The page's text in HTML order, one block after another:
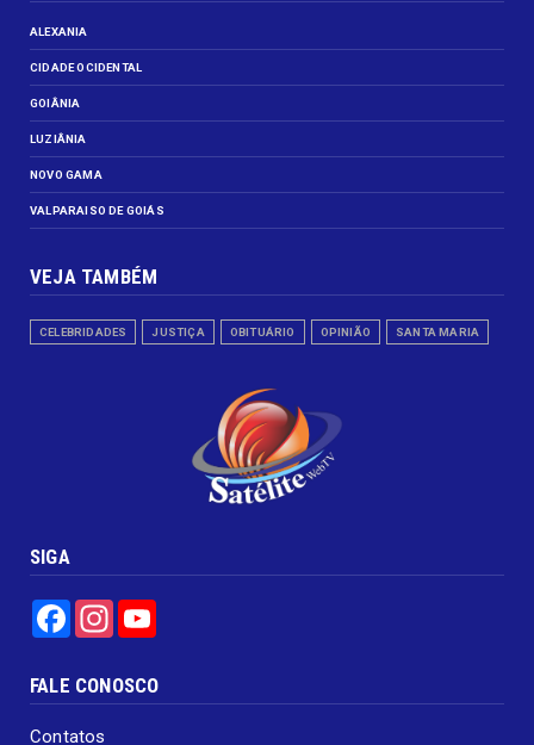
ALEXANIA
CIDADE OCIDENTAL
GOIÂNIA
LUZIÂNIA
NOVO GAMA
VALPARAISO DE GOIÁS
VEJA TAMBÉM
CELEBRIDADES JUSTIÇA OBITUÁRIO OPINIÃO SANTA MARIA
SIGA
FacebookInstagram
FALE CONOSCO
Contatos